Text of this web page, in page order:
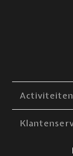
Activiteiten